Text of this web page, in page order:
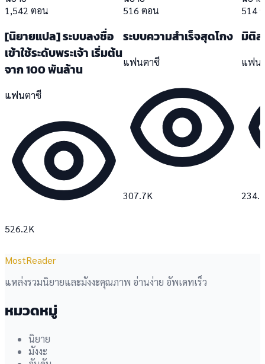
1,542 ตอน
[นิยายแปล] ระบบลงชื่อ
เข้าใช้ระดับพระเจ้า เริ่มต้น
จาก 100 พันล้าน
แฟนตาซี
526.2K
516 ตอน
ระบบความสำเร็จสุดโกง
แฟนตาซี
307.7K
514
มิติล่
แฟน
MostReader
แหล่งรวมนิยายและมังงะคุณภาพ อ่านง่าย อัพเดทเร็ว
หมวดหมู่
นิยาย
มังงะ